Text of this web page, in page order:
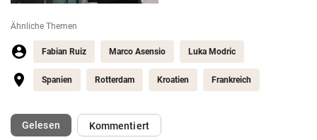
Ähnliche Themen
Fabian Ruiz Marco Asensio Luka Modric
Spanien Rotterdam Kroatien Frankreich
Gelesen(ausgewählt)Kommentiert